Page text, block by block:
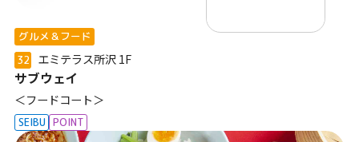
グルメ＆フード
32
エミテラス所沢1F
サブウェイ
＜フードコート＞
SEIBU POINT